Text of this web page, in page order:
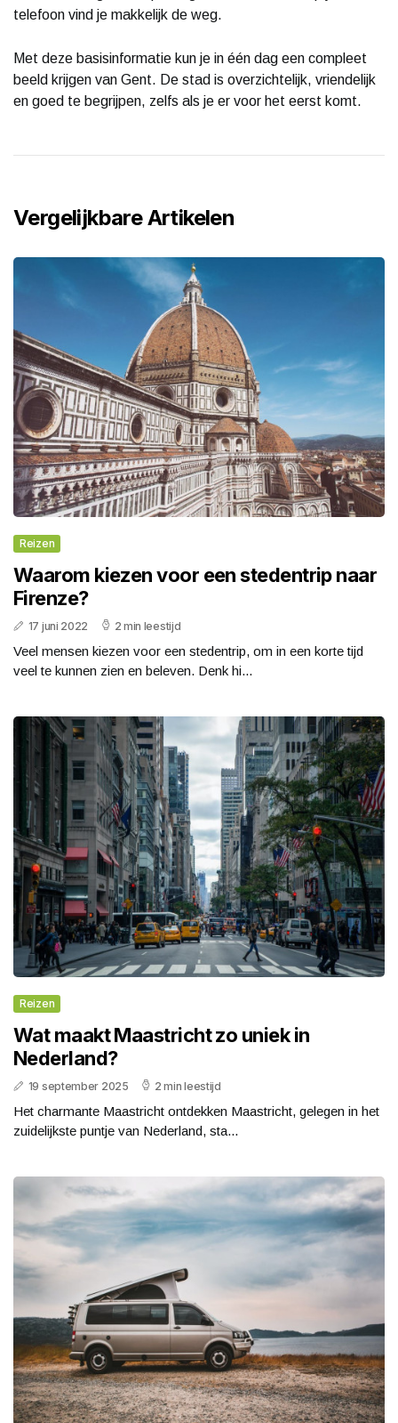
telefoon vind je makkelijk de weg.
Met deze basisinformatie kun je in één dag een compleet
beeld krijgen van Gent. De stad is overzichtelijk, vriendelijk
en goed te begrijpen, zelfs als je er voor het eerst komt.
Vergelijkbare Artikelen
Reizen
Waarom kiezen voor een stedentrip naar
Firenze?
17 juni 2022 2 min leestijd
Veel mensen kiezen voor een stedentrip, om in een korte tijd
veel te kunnen zien en beleven. Denk hi...
Reizen
Wat maakt Maastricht zo uniek in
Nederland?
19 september 2025 2 min leestijd
Het charmante Maastricht ontdekken Maastricht, gelegen in het
zuidelijkste puntje van Nederland, sta...